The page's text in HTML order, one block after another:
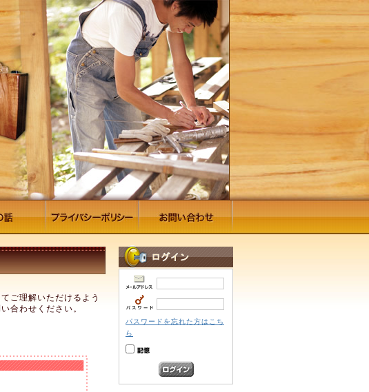
ご理解いただけるよう
合わせください。
パスワードを忘れた方はこち
ら